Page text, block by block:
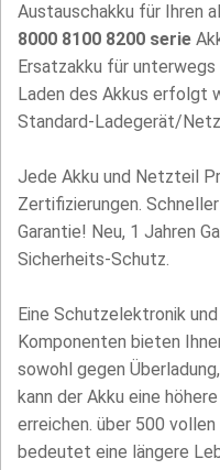
Austauschakku für Ihren
8000 8100 8200 serie
Ersatzakku für
Laden des Akkus erfolgt
Standard-Ladegerät/
Jede Akku und Netzteil
Zertifizierungen.
Garantie! Neu, 1 Jahren
Sicherheits-Schutz.
Eine Schutzelektronik
Komponenten bieten
sowohl gegen
kann der Akku eine
erreichen. über 500
bedeutet eine längere